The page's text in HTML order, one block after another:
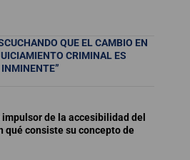
QUE EL CAMBIO EN
CRIMINAL ES
INMINENTE”
de la accesibilidad del
qué consiste su concepto de